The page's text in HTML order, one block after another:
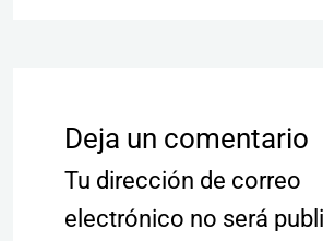
Deja un comentario
Tu dirección de correo
electrónico no será